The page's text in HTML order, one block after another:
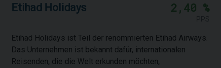
Etihad Holidays 2,40 %
Etihad Holidays ist Teil der renommierten Etihad Airways.
Das Unternehmen ist bekannt dafür, internationalen
Reisenden, die die Welt erkunden möchten,